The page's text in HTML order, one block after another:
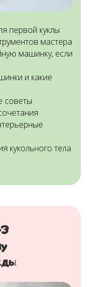
первой куклы
мастера
машинку, если
и какие
советы
кукольного тела